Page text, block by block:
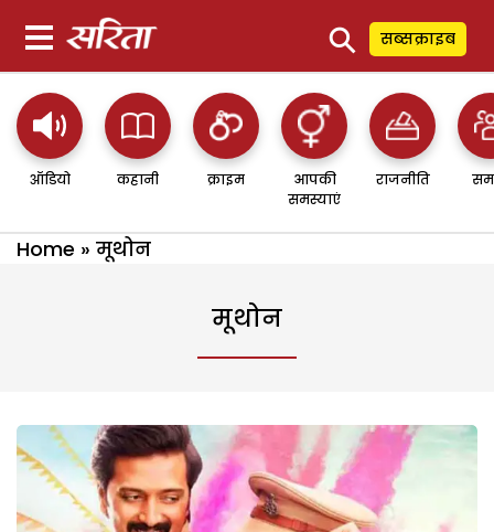
⚲ सब्सक्राइब
ऑडियो कहानी क्राइम
आपकी
समस्याएं
राजनीति
Home » मूथोन
मूथोन